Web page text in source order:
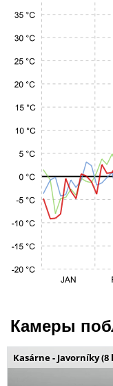
Камеры
Kasárne - Javorníky (8